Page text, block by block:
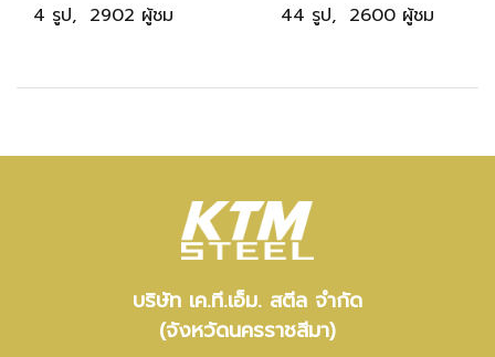
4 รูป, 2902 ผู้ชม 44 รูป, 2600 ผู้ชม
บริษัท เค.ที.เอ็ม. สตีล จำกัด
(จังหวัดนครราชสีมา)